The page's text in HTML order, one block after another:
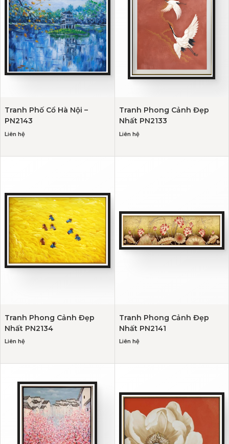
Tranh Phố Cổ Hà Nội –
PN2143
Liên hệ
Tranh Phong Cảnh Đẹp
Nhất PN2133
Liên hệ
Tranh Phong Cảnh Đẹp
Nhất PN2134
Liên hệ
Tranh Phong Cảnh Đẹp
Nhất PN2141
Liên hệ